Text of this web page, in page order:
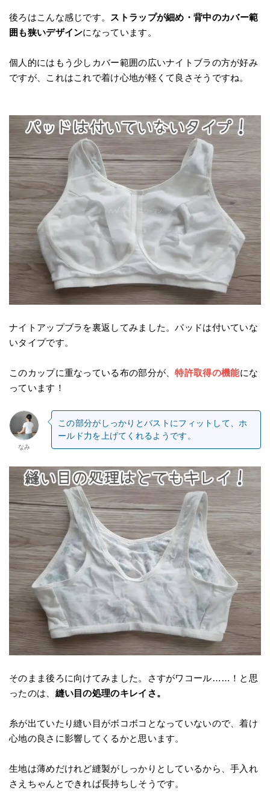
後ろはこんな感じです。 ストラップが細め・背中のカバー範
囲も狭いデザインになっています。
個人的にはもう少しカバー範囲の広いナイトブラの方が好み
ですが、これはこれで着け心地が軽くて良さそうですね。
ナイトアップブラを裏返してみました。パッドは付いていな
いタイプです。
このカップに重なっている布の部分が、特許取得の機能にな
っています！
なみ
この部分がしっかりとバストにフィットして、ホ
ールド力を上げてくれるようです。
そのまま後ろに向けてみました。さすがワコール……！と思
ったのは、 縫い目の処理のキレイさ。
糸が出ていたり縫い目がボコボコとなっていないので、着け
心地の良さに影響してくるかと思います。
生地は薄めだけれど縫製がしっかりとしているから、手入れ
さえちゃんとできれば長持ちしそうです。